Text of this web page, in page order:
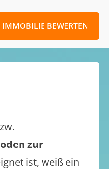
IMMOBILIE BEWERTEN
zur
ist, weiß ein